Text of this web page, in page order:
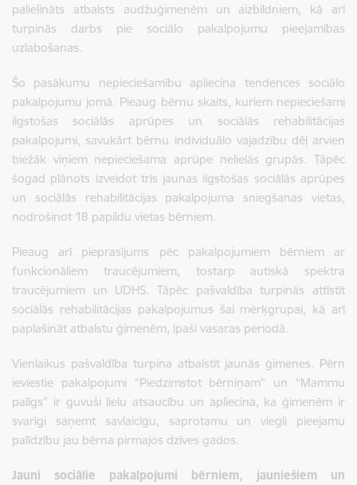
palielināts atbalsts audžuģimenēm un aizbildņiem, kā arī
turpinās darbs pie sociālo pakalpojumu pieejamības
uzlabošanas.
Šo pasākumu nepieciešamību apliecina tendences sociālo
pakalpojumu jomā. Pieaug bērnu skaits, kuriem nepieciešami
ilgstošas sociālās aprūpes un sociālās rehabilitācijas
pakalpojumi, savukārt bērnu individuālo vajadzību dēļ arvien
biežāk viņiem nepieciešama aprūpe nelielās grupās. Tāpēc
šogad plānots izveidot trīs jaunas ilgstošas sociālās aprūpes
un sociālās rehabilitācijas pakalpojuma sniegšanas vietas,
nodrošinot 18 papildu vietas bērniem.
Pieaug arī pieprasījums pēc pakalpojumiem bērniem ar
funkcionāliem traucējumiem, tostarp autiskā spektra
traucējumiem un UDHS. Tāpēc pašvaldība turpinās attīstīt
sociālās rehabilitācijas pakalpojumus šai mērķgrupai, kā arī
paplašināt atbalstu ģimenēm, īpaši vasaras periodā.
Vienlaikus pašvaldība turpina atbalstīt jaunās ģimenes. Pērn
ieviestie pakalpojumi “Piedzimstot bērniņam” un “Mammu
palīgs” ir guvuši lielu atsaucību un apliecina, ka ģimenēm ir
svarīgi saņemt savlaicīgu, saprotamu un viegli pieejamu
palīdzību jau bērna pirmajos dzīves gados.
Jauni sociālie pakalpojumi bērniem, jauniešiem un